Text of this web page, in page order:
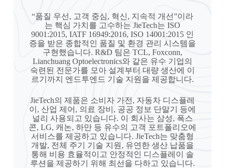
“품질 우선, 고객 중심, 혁신, 지속적 개선”이라
는 핵심 가치를 고수하는 JieTech는 ISO
9001:2015, IATF 16949:2016, ISO 14001:2015 인
증을 받은 종합적인 품질 및 환경 관리 시스템을
구현했습니다. R&D 팀은 TCL, Foxconn,
Lianchuang Optoelectronics와 같은 유수 기업의
숙련된 전문가를 모아 설계부터 대량 생산에 이
르기까지 엔드투엔드 기술 지원을 제공합니다.
JieTech의 제품은 소비자 가전, 자동차 디스플레
이, 산업 제어, 의료 장비, 공공 정보 단말기 등에
널리 사용되고 있습니다. 이 회사는 삼성, 폭스
콘, LG, 캐논, 하만 등 유수의 고객 포트폴리오에
서비스를 제공하고 있습니다. JieTech는 맞춤형
개발, 전체 주기 기술 지원, 유연한 생산 납품을
통해 비용 효율적이고 안정적인 디스플레이 솔
루션을 제공하기 위해 최선을 다하고 있습니다.